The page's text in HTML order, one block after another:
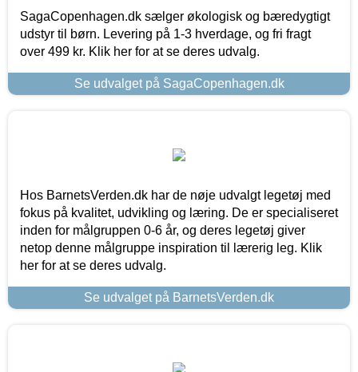
SagaCopenhagen.dk sælger økologisk og bæredygtigt
udstyr til børn. Levering på 1-3 hverdage, og fri fragt
over 499 kr. Klik her for at se deres udvalg.
Se udvalget på SagaCopenhagen.dk
Hos BarnetsVerden.dk har de nøje udvalgt legetøj med
fokus på kvalitet, udvikling og læring. De er specialiseret
inden for målgruppen 0-6 år, og deres legetøj giver
netop denne målgruppe inspiration til lærerig leg. Klik
her for at se deres udvalg.
Se udvalget på BarnetsVerden.dk